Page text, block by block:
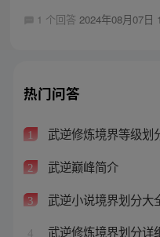
1 个回答 2024年08月07日
热门问答
1 武逆修炼境界等级划
2 武逆巅峰简介
3 武逆小说境界划分大
4 武逆修炼境界划分详